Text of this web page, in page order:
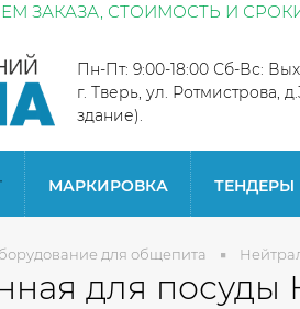
ЗАКАЗА, СТОИМОСТЬ И
Пн-Пт: 9:00-18:00 Сб-Вс:
г. Тверь, ул. Ротмистрова,
здание).
МАРКИРОВКА ТЕНДЕРЫ
для общепита
для